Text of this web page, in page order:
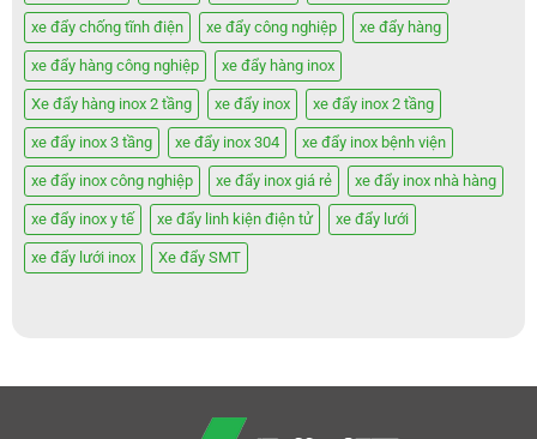
xe đẩy chống tĩnh điện xe đẩy công nghiệp xe đẩy hàng
xe đẩy hàng công nghiệp xe đẩy hàng inox
Xe đẩy hàng inox 2 tầng xe đẩy inox xe đẩy inox 2 tầng
xe đẩy inox 3 tầng xe đẩy inox 304 xe đẩy inox bệnh viện
xe đẩy inox công nghiệp xe đẩy inox giá rẻ xe đẩy inox nhà hàng
xe đẩy inox y tế xe đẩy linh kiện điện tử xe đẩy lưới
xe đẩy lưới inox Xe đẩy SMT